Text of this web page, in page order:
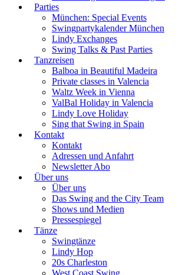
Parties
München: Special Events
Swingpartykalender München
Lindy Exchanges
Swing Talks & Past Parties
Tanzreisen
Balboa in Beautiful Madeira
Private classes in Valencia
Waltz Week in Vienna
ValBal Holiday in Valencia
Lindy Love Holiday
Sing that Swing in Spain
Kontakt
Kontakt
Adressen und Anfahrt
Newsletter Abo
Über uns
Über uns
Das Swing and the City Team
Shows und Medien
Pressespiegel
Tänze
Swingtänze
Lindy Hop
20s Charleston
West Coast Swing